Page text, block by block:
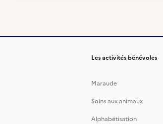
Les activités bénévoles
Maraude
Soins aux animaux
Alphabétisation